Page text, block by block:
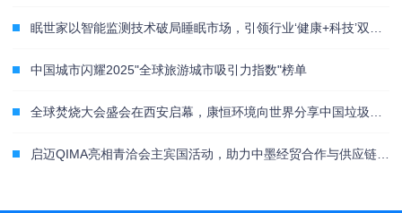
眠世家以智能监测技术破局睡眠市场，引领行业‘健康+科技’双升级
中国城市闪耀2025"全球旅游城市吸引力指数"榜单
全球焚烧大会盛会在西安启幕，康恒环境向世界分享中国垃圾焚烧最佳实践
启迈QIMA亮相青洽会主宾国活动，助力中墨经贸合作与供应链合规